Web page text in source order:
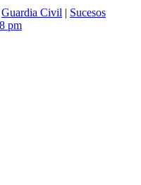
Guardia Civil | Sucesos
pm